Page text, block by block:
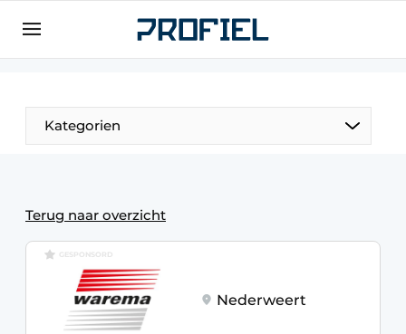
Registrieren Sie sich
Unternehmen
Kontakt
Veranstaltung anmelden
Meist gelesen
Newsletter
Podcasts
Kategorien
Terug naar overzicht
GESPONSORD
Nederweert